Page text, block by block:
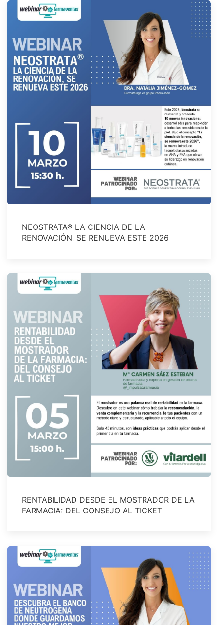
NEOSTRATA® LA CIENCIA DE LA
RENOVACIÓN, SE RENUEVA ESTE 2026
RENTABILIDAD DESDE EL MOSTRADOR DE LA
FARMACIA: DEL CONSEJO AL TICKET